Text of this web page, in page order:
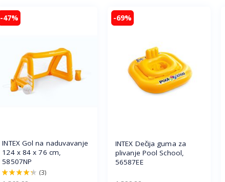
-47%
INTEX Gol na naduvavanje
124 x 84 x 76 cm,
58507NP
86%
(3)
-69%
INTEX Dečija guma za
plivanje Pool School,
56587EE